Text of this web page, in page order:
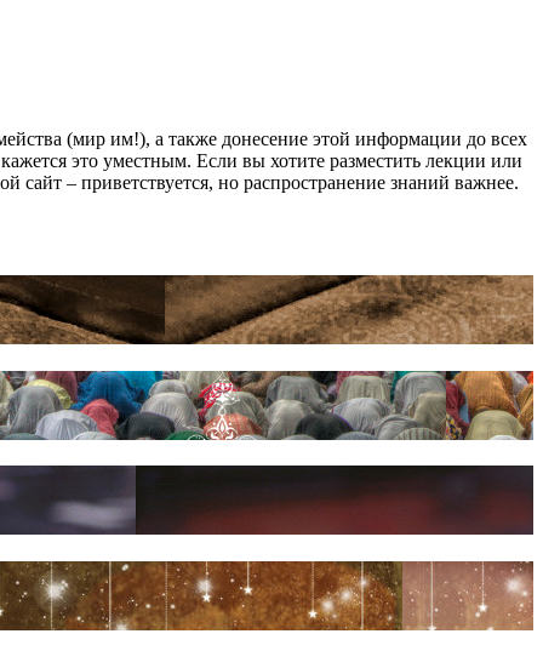
(мир им!), а также донесение этой информации до всех
кажется это уместным. Если вы хотите разместить лекции или
сайт – приветствуется, но распространение знаний важнее.